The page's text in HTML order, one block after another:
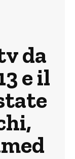
da
e il